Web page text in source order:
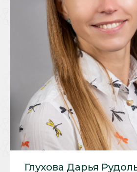
Глухова Дарья